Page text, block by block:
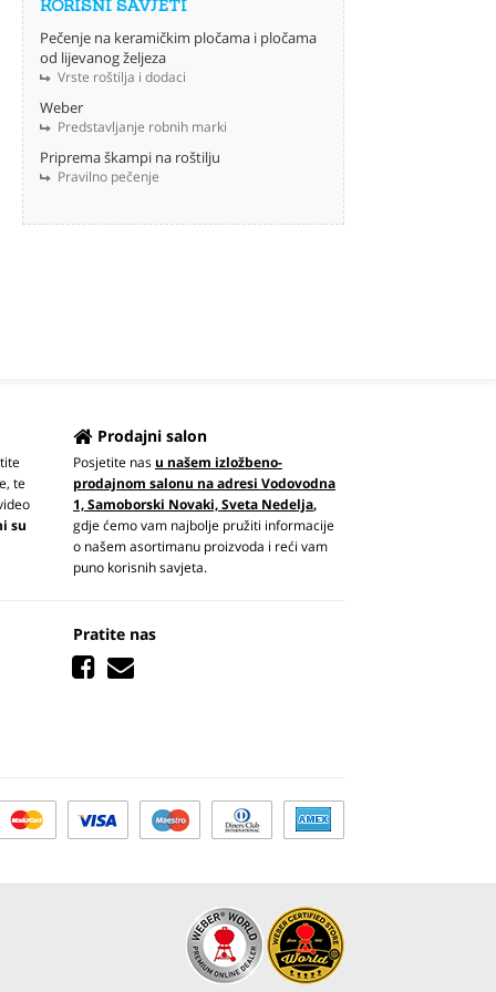
KORISNI SAVJETI
Pečenje na keramičkim pločama i pločama
od lijevanog željeza
Vrste roštilja i dodaci
Weber
Predstavljanje robnih marki
Priprema škampi na roštilju
Pravilno pečenje
te
su
Prodajni salon
Posjetite nasu našem izložbeno-
prodajnom salonu na adresi Vodovodna
1, Samoborski Novaki, Sveta Nedelja,
gdje ćemo vam najbolje pružiti informacije
o našem asortimanu proizvoda i reći vam
puno korisnih savjeta.
Pratite nas